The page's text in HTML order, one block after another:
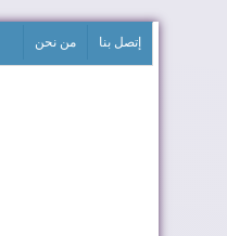
إتصل بنا من نحن